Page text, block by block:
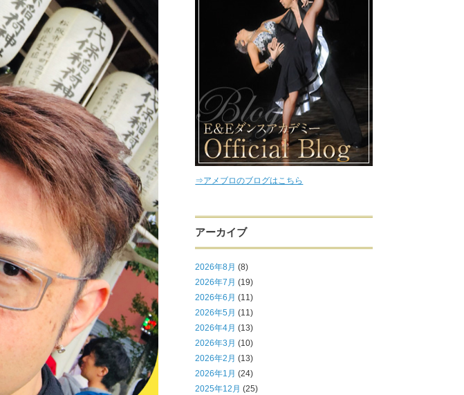
⇒アメブロのブログはこちら
アーカイブ
2026年8月 (8)
2026年7月 (19)
2026年6月 (11)
2026年5月 (11)
2026年4月 (13)
2026年3月 (10)
2026年2月 (13)
2026年1月 (24)
2025年12月 (25)